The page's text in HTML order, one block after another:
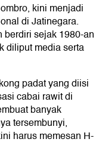
kini menjadi
di Jatinegara.
berdiri sejak 1980-an
diliput media serta
padat yang diisi
cabai rawit di
banyak
tersembunyi,
harus memesan H-